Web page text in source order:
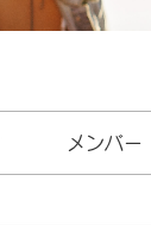
メンバー